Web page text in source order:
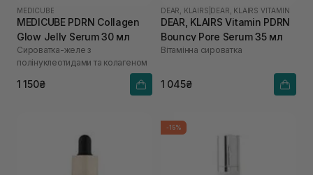
MEDICUBE
MEDICUBE PDRN Collagen
Glow Jelly Serum 30 мл
Сироватка-желе з
полінуклеотидами та колагеном
1 150₴
DEAR, KLAIRS DEAR, KLAIRS VITAMIN
DEAR, KLAIRS Vitamin PDRN
Bouncy Pore Serum 35 мл
Вітамінна сироватка
1 045₴
-15%